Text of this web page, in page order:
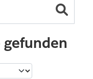
gefunden